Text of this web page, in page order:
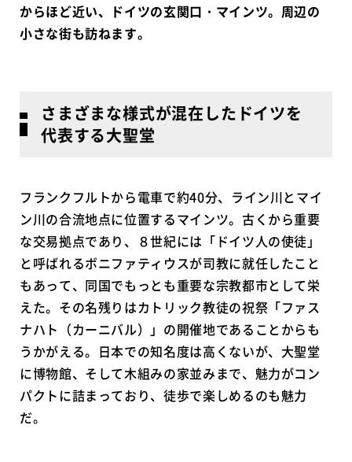
からほど近い、ドイツの玄関口・マインツ。周辺の
小さな街も訪ねます。
さまざまな様式が混在したドイツを
代表する大聖堂
フランクフルトから電車で約40分、ライン川とマイ
ン川の合流地点に位置するマインツ。古くから重要
な交易拠点であり、８世紀には「ドイツ人の使徒」
と呼ばれるボニファティウスが司教に就任したこと
もあって、同国でもっとも重要な宗教都市として栄
えた。その名残りはカトリック教徒の祝祭「ファス
ナハト（カーニバル）」の開催地であることからも
うかがえる。日本での知名度は高くないが、大聖堂
に博物館、そして木組みの家並みまで、魅力がコン
パクトに詰まっており、徒歩で楽しめるのも魅力
だ。